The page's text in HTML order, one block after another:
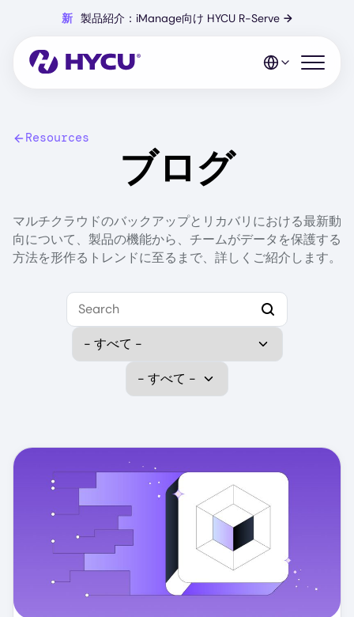
content
新 製品紹介：iManage向け HYCU R-Serve →
Open
Resources
ブログ
マルチクラウドのバックアップとリカバリにおける最新動
向について、製品の機能から、チームがデータを保護する
方法を形作るトレンドに至るまで、詳しくご紹介します。
Search
Select Category
Select Data Protection